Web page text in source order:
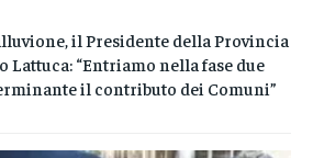
il Presidente della Provincia
Lattuca: “Entriamo nella fase due
il contributo dei Comuni”